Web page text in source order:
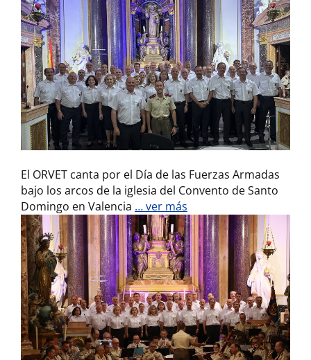
El ORVET canta por el Día de las Fuerzas Armadas
bajo los arcos de la iglesia del Convento de Santo
Domingo en Valencia … ver más